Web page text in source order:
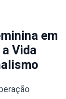
em
Vida